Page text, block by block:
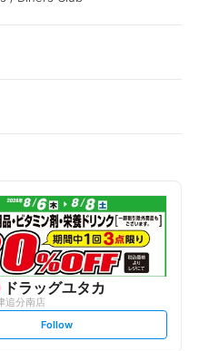
ドラッグユタカ
追分南店
s
t
Follow